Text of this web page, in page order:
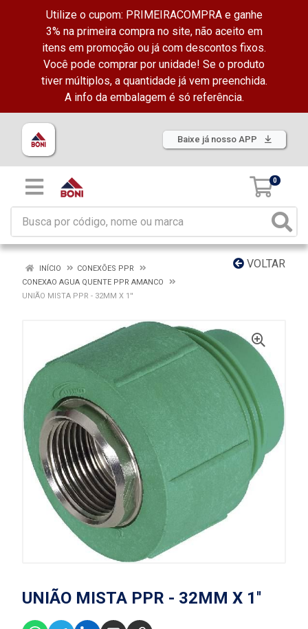
Utilize o cupom: PRIMEIRACOMPRA e ganhe
3% na primeira compra no site, não aceito em
itens em promoção ou já com descontos fixos.
Você pode comprar por unidade! Se o produto
tiver múltiplos, a quantidade já vem preenchida.
A info da embalagem é só referência.
Baixe já nosso APP
0
VOLTAR
INÍCIO
CONEXÕES PPR
CONEXAO AGUA QUENTE PPR AMANCO
UNIÃO MISTA PPR - 32MM X 1''
UNIÃO MISTA PPR - 32MM X 1''